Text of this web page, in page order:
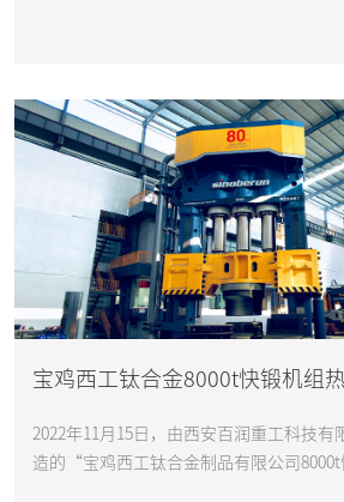
宝鸡西工钛合金8000t快锻机组
2022年11月15日，由西安百润重工科技有
造的“宝鸡西工钛合金制品有限公司